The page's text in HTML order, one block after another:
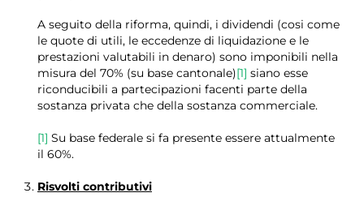
A seguito della riforma, quindi, i dividendi (cosi come
le quote di utili, le eccedenze di liquidazione e le
prestazioni valutabili in denaro) sono imponibili nella
misura del 70% (su base cantonale)[1] siano esse
riconducibili a partecipazioni facenti parte della
sostanza privata che della sostanza commerciale.
[1] Su base federale si fa presente essere attualmente
il 60%.
Risvolti contributivi